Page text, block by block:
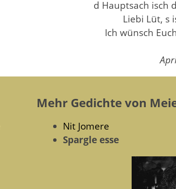
d Hauptsach isch
Liebi Lüt, s
Ich wünsch
Mehr Gedichte von
Nit Jomere
Spargle esse